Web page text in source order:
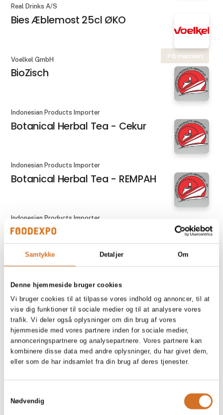
Samtykke Detaljer Om
Denne hjemmeside bruger cookies
Vi bruger cookies til at tilpasse vores indhold og annoncer, til at
vise dig funktioner til sociale medier og til at analysere vores
trafik. Vi deler også oplysninger om din brug af vores
hjemmeside med vores partnere inden for sociale medier,
annonceringspartnere og analysepartnere. Vores partnere kan
kombinere disse data med andre oplysninger, du har givet dem,
eller som de har indsamlet fra din brug af deres tjenester.
Nødvendig
Real Drinks A/S
Bies Æblemost 25cl ØKO
På messen
Voelkel GmbH
BioZisch
Indonesian Products Importer
Botanical Herbal Tea - Cekur
Indonesian Products Importer
Botanical Herbal Tea - REMPAH
Indonesian Products Importer
Botanical Herbal Tea - FITTRUS
På messen
Brokilde Blonde
På messen
TO Øl
Brokilde Brown